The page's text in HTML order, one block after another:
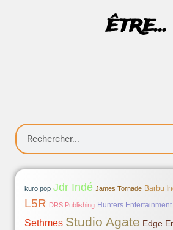
être...
kuro pop Jdr Indé James Tornade Barbu
L5R DRS Publishing Hunters Entertainment
Sethmes Studio Agate Edge